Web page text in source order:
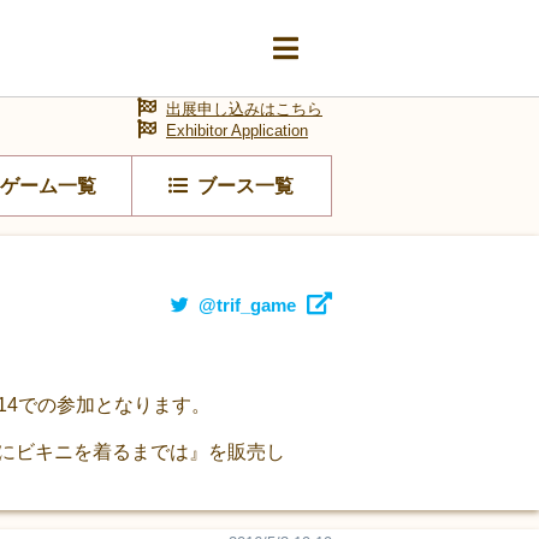
ゲーム一覧 ブース一覧
出展申し込みはこちら
Exhibitor Application
@trif_game
での参加となります。
ビキニを着るまでは』を販売し